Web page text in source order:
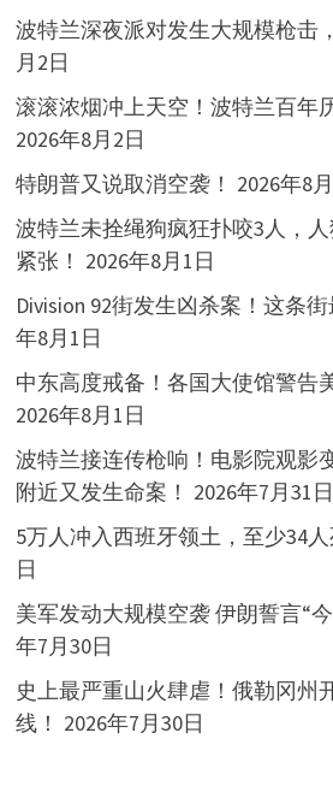
波特兰深夜派对发生大规模枪击
月2日
滚滚浓烟冲上天空！波特兰百年
2026年8月2日
特朗普又说取消空袭！ 2026年8
波特兰未拴绳狗疯狂扑咬3人，
紧张！ 2026年8月1日
Division 92街发生凶杀案！这条
年8月1日
中东高度戒备！各国大使馆警告
2026年8月1日
波特兰接连传枪响！电影院观影
附近又发生命案！ 2026年7月31日
5万人冲入西班牙领土，至少34人
日
美军发动大规模空袭 伊朗誓言“
年7月30日
史上最严重山火肆虐！俄勒冈州
线！ 2026年7月30日